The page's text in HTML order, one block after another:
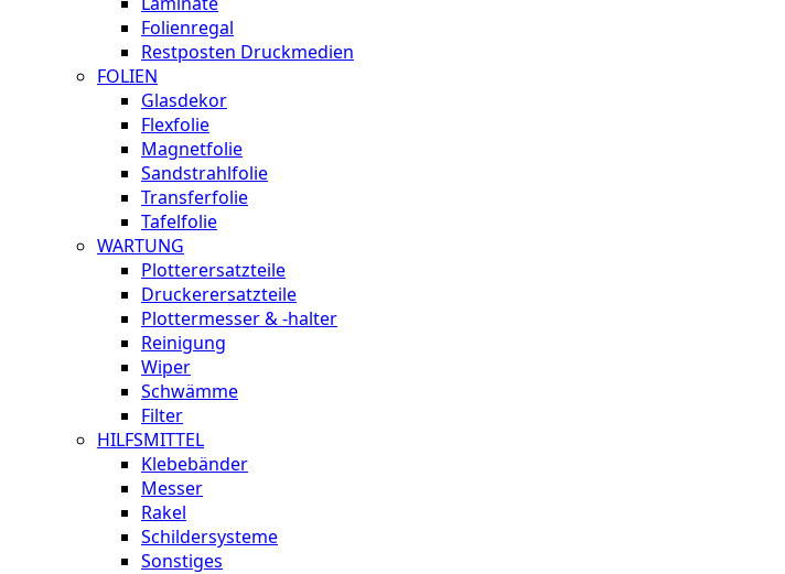
Folienregal
Restposten Druckmedien
FOLIEN
Glasdekor
Flexfolie
Magnetfolie
Sandstrahlfolie
Transferfolie
Tafelfolie
WARTUNG
Plotterersatzteile
Druckerersatzteile
Plottermesser & -halter
Reinigung
Wiper
Schwämme
Filter
HILFSMITTEL
Klebebänder
Messer
Rakel
Schildersysteme
Sonstiges